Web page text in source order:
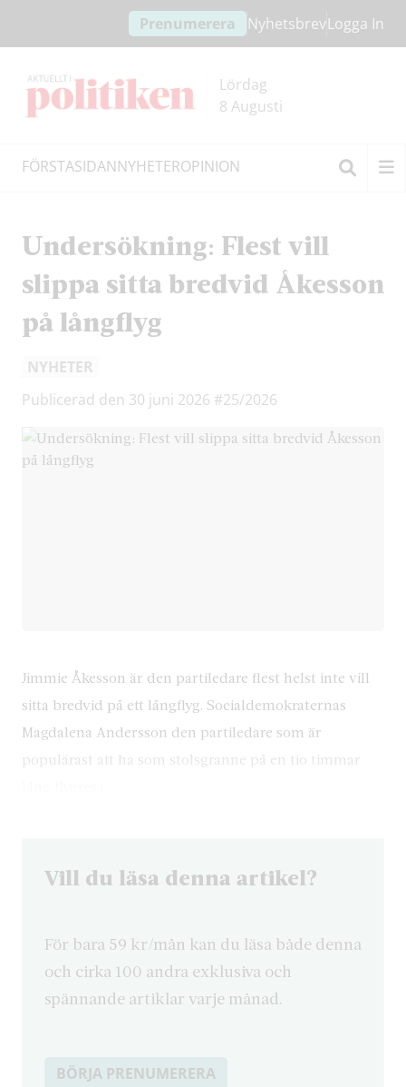
innehållet
headern
Prenumerera NyhetsbrevLogga In
Lördag
8 Augusti
FÖRSTASIDANNYHETEROPINION
Undersökning: Flest vill
slippa sitta bredvid Åkesson
på långflyg
NYHETER
Publicerad den 30 juni 2026 #25/2026
Jimmie Åkesson är den partiledare flest helst inte vill
sitta bredvid på ett långflyg. Socialdemokraternas
Magdalena Andersson den partiledare som är
populärast att ha som stolsgranne på en tio timmar
Vill du läsa denna artikel?
För bara 59 kr/mån kan du läsa både denna
och cirka 100 andra exklusiva och
spännande artiklar varje månad.
BÖRJA PRENUMERERA